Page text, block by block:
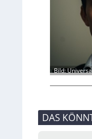
Bild:
DAS